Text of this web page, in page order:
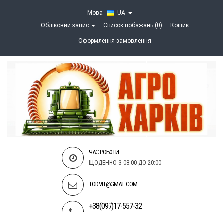
Мова
UA
Обліковий запис
Список побажань (0) Кошик
Оформлення замовлення
ЧАС РОБОТИ:
ЩОДЕННО З 08:00 ДО 20:00
TOD.VIT@GMAIL.COM
+38(097)17-557-32